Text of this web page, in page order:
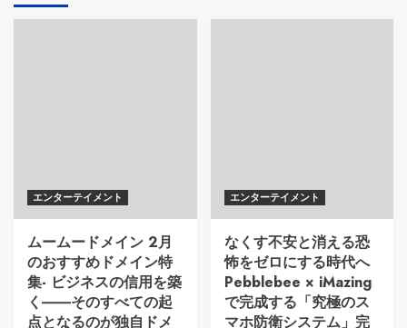
エンターテイメント
ムームードメイン 2月
のおすすめドメイン特
集- ビジネスの信用を築
く――そのすべての起
点となるのが独自ドメ
エンターテイメント
なくす不安と消える恐
怖をゼロにする時代へ
Pebblebee × iMazing
で完成する「究極のス
マホ防衛システム」完